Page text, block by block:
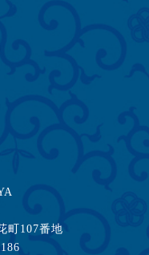
町107番地